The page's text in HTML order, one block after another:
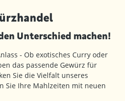
Unterschied machen!
- Ob exotisches Curry oder
das passende Gewürz für
Sie die Vielfalt unseres
Sie Ihre Mahlzeiten mit neuen